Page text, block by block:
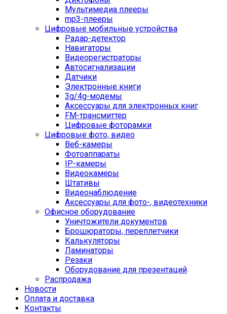
Мультимедиа плееры
mp3-плееры
Цифровые мобильные устройства
Радар-детектор
Навигаторы
Видеорегистраторы
Автосигнализации
Датчики
Электронные книги
3g/4g-модемы
Аксессуары для электронных книг
FM-трансмиттер
Цифровые фоторамки
Цифровые фото, видео
Веб-камеры
Фотоаппараты
IP-камеры
Видеокамеры
Штативы
Видеонаблюдение
Аксессуары для фото-, видеотехники
Офисное оборудование
Уничтожители документов
Брошюраторы, переплетчики
Калькуляторы
Ламинаторы
Резаки
Оборудование для презентаций
Распродажа
Новости
Оплата и доставка
Контакты